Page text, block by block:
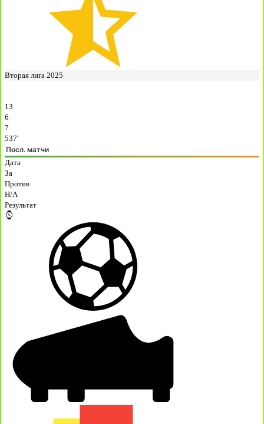
Вторая лига 2025
13
6
7
537′
Посл. матчи
Дата
За
Против
H/A
Результат